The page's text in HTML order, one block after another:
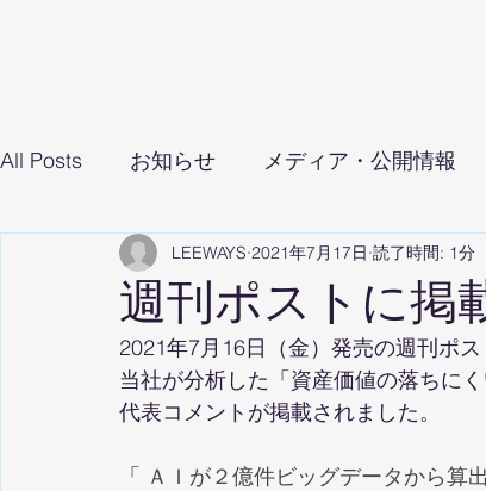
All Posts お知らせ メディア・公開情報
週刊ポストに掲
LEEWAYS 2021年7月17日 読了時間: 1分
2021年7月16日（金）発売の週刊ポ
当社が分析した「資産価値の落ちに
代表コメントが掲載されました。
「 ＡＩが２億件ビッグデータから算